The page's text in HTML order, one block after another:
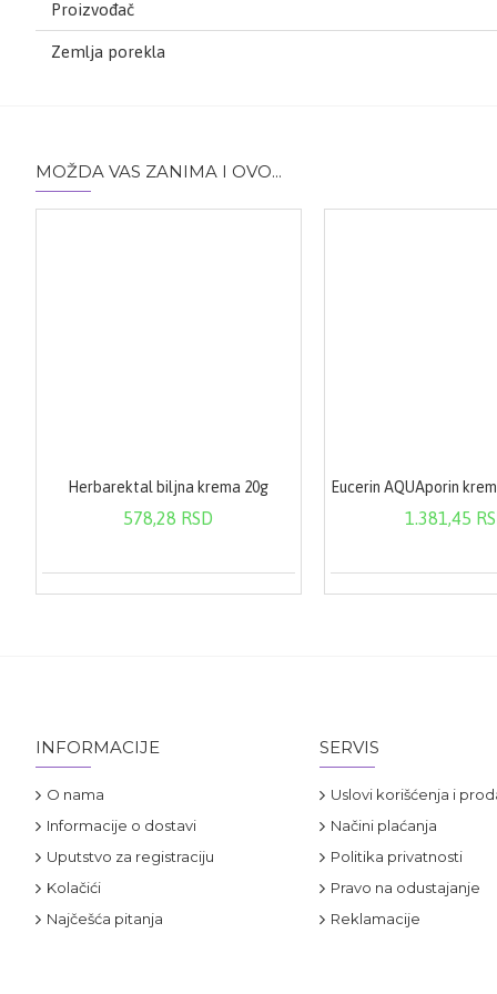
Proizvođač
Zemlja porekla
MOŽDA VAS ZANIMA I OVO...
Herbarektal biljna krema 20g
578,28 RSD 1.381,45
INFORMACIJE
O nama
Informacije o dostavi
Uputstvo za registraciju
Kolačići
Najčešća pitanja
SERVIS
Uslovi korišćenja i
Načini plaćanja
Politika privatnosti
Pravo na odustajanje
Reklamacije